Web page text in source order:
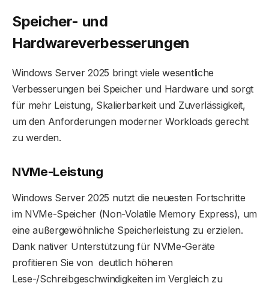
Speicher- und
Hardwareverbesserungen
Windows Server 2025 bringt viele wesentliche
Verbesserungen bei Speicher und Hardware und sorgt
für mehr Leistung, Skalierbarkeit und Zuverlässigkeit,
um den Anforderungen moderner Workloads gerecht
zu werden.
NVMe-Leistung
Windows Server 2025 nutzt die neuesten Fortschritte
im NVMe-Speicher (Non-Volatile Memory Express), um
eine außergewöhnliche Speicherleistung zu erzielen.
Dank nativer Unterstützung für NVMe-Geräte
profitieren Sie von deutlich höheren
Lese-/Schreibgeschwindigkeiten im Vergleich zu